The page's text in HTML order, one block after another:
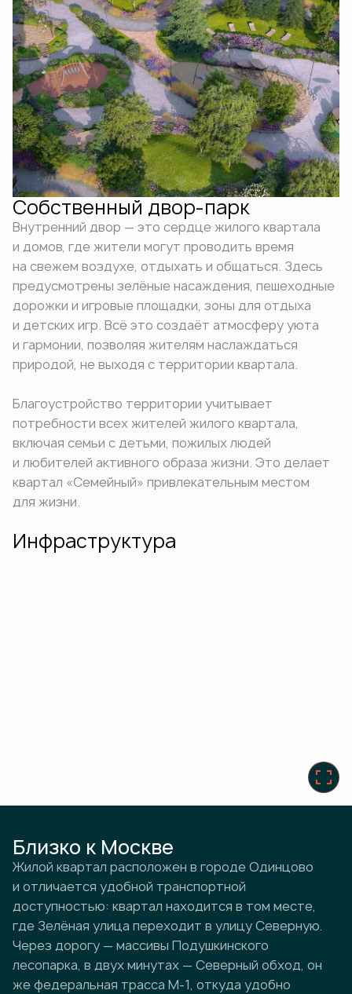
Собственный двор-парк
Внутренний двор — это сердце жилого квартала
и домов, где жители могут проводить время
на свежем воздухе, отдыхать и общаться. Здесь
предусмотрены зелёные насаждения, пешеходные
дорожки и игровые площадки, зоны для отдыха
и детских игр. Всё это создаёт атмосферу уюта
и гармонии, позволяя жителям наслаждаться
природой, не выходя с территории квартала.
Благоустройство территории учитывает
потребности всех жителей жилого квартала,
включая семьи с детьми, пожилых людей
и любителей активного образа жизни. Это делает
квартал «Семейный» привлекательным местом
для жизни.
Инфраструктура
Близко к Москве
Жилой квартал расположен в городе Одинцово
и отличается удобной транспортной
доступностью: квартал находится в том месте,
где Зелёная улица переходит в улицу Северную.
Через дорогу — массивы Подушкинского
лесопарка, в двух минутах — Северный обход, он
же федеральная трасса М-1, откуда удобно